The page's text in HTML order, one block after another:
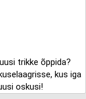
trikke õppida?
kus iga
oskusi!